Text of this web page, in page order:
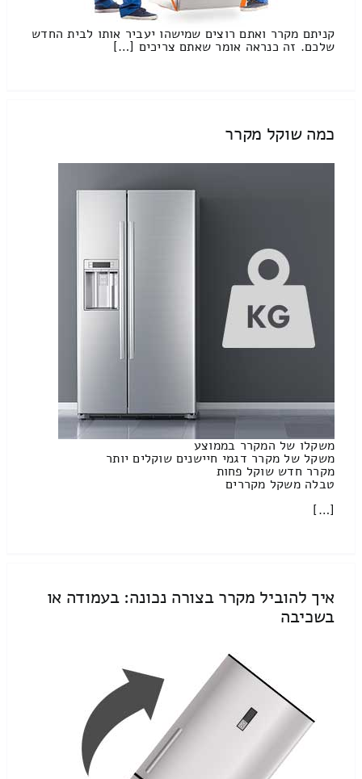
קניתם מקרר ואתם רוצים שמישהו יעביר אותו לבית החדש
שלכם. זה כנראה אומר שאתם צריכים […]
כמה שוקל מקרר
משקלו של המקרר בממוצע
משקל של מקרר דגמי חיישנים שוקלים יותר
מקרר חדש שוקל פחות
טבלה משקל מקררים
[…]
איך להוביל מקרר בצורה נכונה: בעמודה או
בשכיבה